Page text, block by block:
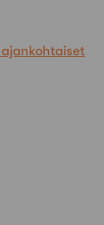
ajankohtaiset